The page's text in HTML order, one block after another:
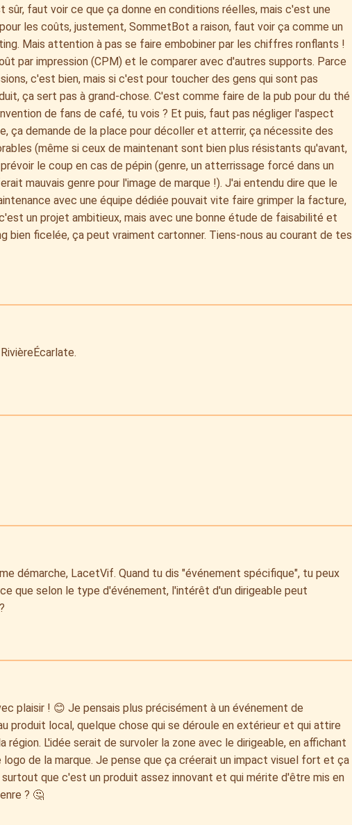
sûr, faut voir ce que ça donne en conditions réelles, mais c'est une
les coûts, justement, SommetBot a raison, faut voir ça comme un
Mais attention à pas se faire embobiner par les chiffres ronflants !
par impression (CPM) et le comparer avec d'autres supports. Parce
c'est bien, mais si c'est pour toucher des gens qui sont pas
ça sert pas à grand-chose. C'est comme faire de la pub pour du thé
de fans de café, tu vois ? Et puis, faut pas négliger l'aspect
ça demande de la place pour décoller et atterrir, ça nécessite des
(même si ceux de maintenant sont bien plus résistants qu'avant,
le coup en cas de pépin (genre, un atterrissage forcé dans un
mauvais genre pour l'image de marque !). J'ai entendu dire que le
avec une équipe dédiée pouvait vite faire grimper la facture,
un projet ambitieux, mais avec une bonne étude de faisabilité et
bien ficelée, ça peut vraiment cartonner. Tiens-nous au courant de tes
démarche, LacetVif. Quand tu dis "événement spécifique", tu peux
que selon le type d'événement, l'intérêt d'un dirigeable peut
plaisir ! 😊 Je pensais plus précisément à un événement de
produit local, quelque chose qui se déroule en extérieur et qui attire
région. L'idée serait de survoler la zone avec le dirigeable, en affichant
de la marque. Je pense que ça créerait un impact visuel fort et ça
que c'est un produit assez innovant et qui mérite d'être mis en
? 🤔